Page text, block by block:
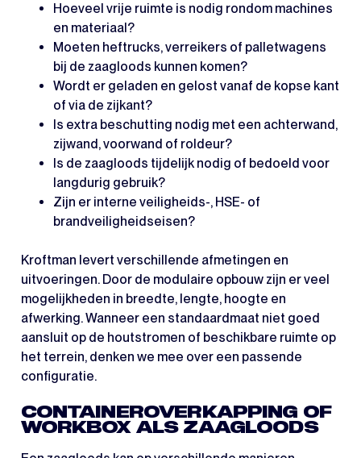
Hoeveel vrije ruimte is nodig rondom machines
en materiaal?
Moeten heftrucks, verreikers of palletwagens
bij de zaagloods kunnen komen?
Wordt er geladen en gelost vanaf de kopse kant
of via de zijkant?
Is extra beschutting nodig met een achterwand,
zijwand, voorwand of roldeur?
Is de zaagloods tijdelijk nodig of bedoeld voor
langdurig gebruik?
Zijn er interne veiligheids-, HSE- of
brandveiligheidseisen?
Kroftman levert verschillende afmetingen en
uitvoeringen. Door de modulaire opbouw zijn er veel
mogelijkheden in breedte, lengte, hoogte en
afwerking. Wanneer een standaardmaat niet goed
aansluit op de houtstromen of beschikbare ruimte op
het terrein, denken we mee over een passende
configuratie.
CONTAINEROVERKAPPING OF
WORKBOX ALS ZAAGLOODS